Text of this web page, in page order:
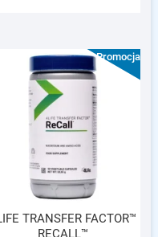
Promocja!
TRANSFER FACTOR™
RECALL™